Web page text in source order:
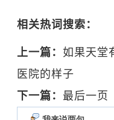
相关热词搜索：
上一篇：如果天堂
医院的样子
下一篇：最后一页